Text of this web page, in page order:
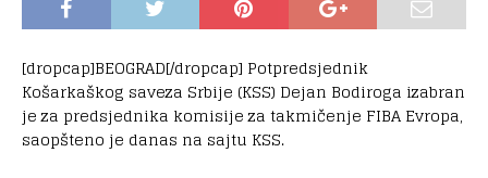
[dropcap]BEOGRAD[/dropcap] Potpredsjednik
Košarkaškog saveza Srbije (KSS) Dejan Bodiroga izabran
je za predsjednika komisije za takmičenje FIBA Evropa,
saopšteno je danas na sajtu KSS.